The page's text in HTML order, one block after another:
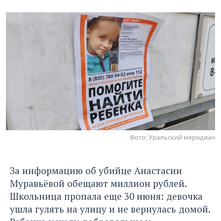
Фото: Уральский меридиан
За информацию об убийце Анастасии
Муравьёвой обещают миллион рублей.
Школьница пропала еще 30 июня: девочка
ушла гулять на улицу и не вернулась домой.